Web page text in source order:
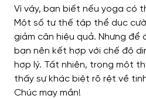
Vì vậy, bạn biết nếu yoga có
Một số tư thế tập thể dục
giảm cân hiệu quả. Nhưng
bạn nên kết hợp với chế độ
hợp lý. Tất nhiên, trong một
thấy sự khác biệt rõ rệt về
Chúc may mắn!